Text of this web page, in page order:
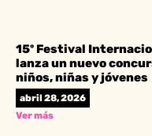
15º Festival
lanza un nuevo
niños, niñas y jóvenes
abril 28, 2026
Ver más